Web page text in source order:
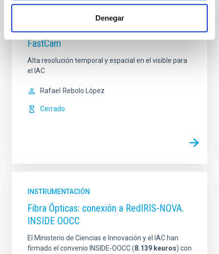
Denegar
FastCam
Alta resolución temporal y espacial en el visible para
el IAC
Rafael Rebolo López
Cerrado
INSTRUMENTACIÓN
Fibra Ópticas: conexión a RedIRIS-NOVA.
INSIDE OOCC
El Ministerio de Ciencias e Innovación y el IAC han
firmado el convenio INSIDE-OOCC (8.139 keuros) con